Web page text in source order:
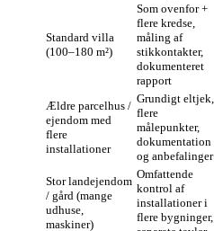
Standard villa
(100–180 m²)
Som ovenfor +
flere kredse,
måling af
stikkontakter,
dokumenteret
rapport
Ældre parcelhus /
ejendom med
flere
installationer
Grundigt eltjek,
flere
målepunkter,
dokumentation
og anbefalinger
Stor landejendom
/ gård (mange
udhuse,
maskiner)
Omfattende
kontrol af
installationer i
flere bygninger,